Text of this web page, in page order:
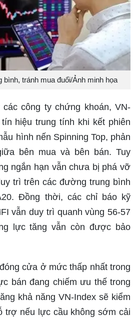
bình, tránh mua đuổi/Ảnh minh họa
công ty chứng khoán, VN-
hiệu trung tính khi kết phiên
hình nến Spinning Top, phản
bên mua và bên bán. Tuy
ngắn hạn vẫn chưa bị phá vỡ
trì trên các đường trung bình
Đồng thời, các chỉ báo kỹ
vẫn duy trì quanh vùng 56-57
lực tăng vẫn còn được bảo
cửa ở mức thấp nhất trong
bán đang chiếm ưu thế trong
khả năng VN-Index sẽ kiểm
trợ nếu lực cầu không sớm cải